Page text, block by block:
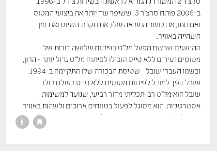
ב-2006 פותח סרצ'ר 3, ששיפר עוד יותר את ביצועי המטוס
ואמינותו, את כושר הנשיאה שלו, את תקרת השיוט ואת זמן
השהייה באוויר.
ההישגים שרשם מפעל מל"ט בפיתוח שלושה דורות של
מטוסים זעירים ללא טייס הובילו לפיתוח מל"ט גדול יותר - הרון,
שובל הפך למודל לפיתוח מטוסים ללא טייס בעולם כולו.
שובל הוא מל"ט רב-תכליתי מדור רביעי, שנועד למשימות
אסטרטגיות. הוא מסוגל לפעול בטווחים ארוכים ולשהות באוויר
קרוב ל-50 שעות טיסה, כמעט בכל תנאי מזג אוויר. משקלו
המרבי הוא 1,270 ק"ג וביכולתו לשאת מטע"דים במשקל כולל